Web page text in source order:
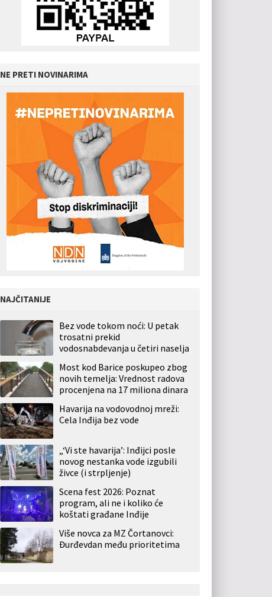
NE PRETI NOVINARIMA
NAJČITANIJE
Bez vode tokom noći: U petak
trosatni prekid
vodosnabdevanja u četiri naselja
Most kod Barice poskupeo zbog
novih temelja: Vrednost radova
procenjena na 17 miliona dinara
Havarija na vodovodnoj mreži:
Cela Inđija bez vode
„‘Vi ste havarija’: Inđijci posle
novog nestanka vode izgubili
živce (i strpljenje)
Scena fest 2026: Poznat
program, ali ne i koliko će
koštati građane Inđije
Više novca za MZ Čortanovci:
Đurđevdan među prioritetima